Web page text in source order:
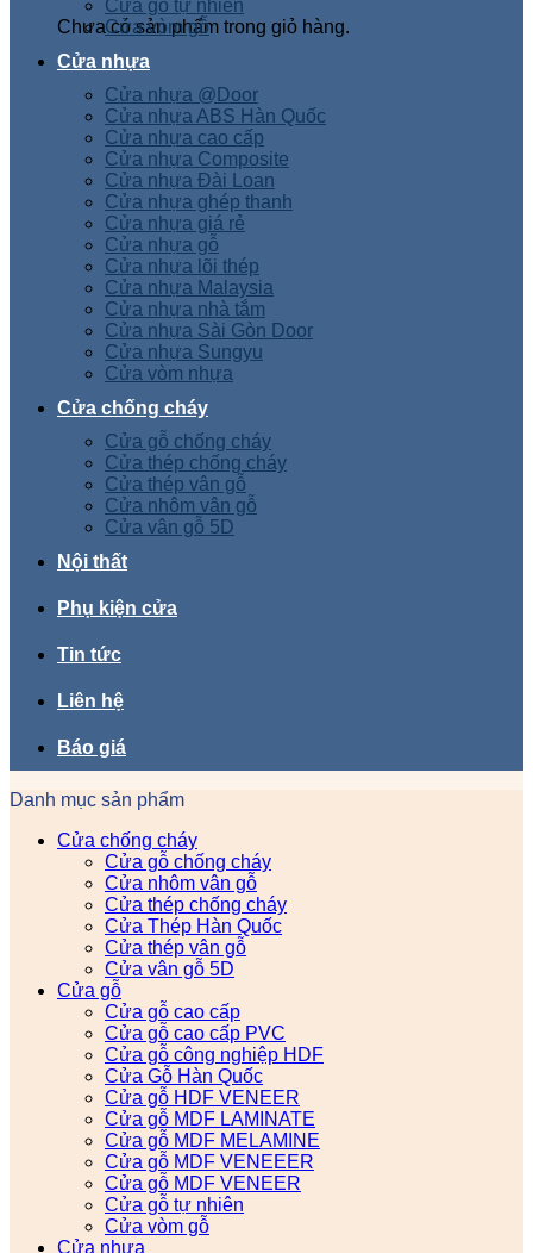
Chưa có sản phẩm trong giỏ hàng.
Cửa gỗ tự nhiên
Cửa vòm gỗ
Cửa nhựa
Cửa nhựa @Door
Cửa nhựa ABS Hàn Quốc
Cửa nhựa cao cấp
Cửa nhựa Composite
Cửa nhựa Đài Loan
Cửa nhựa ghép thanh
Cửa nhựa giá rẻ
Cửa nhựa gỗ
Cửa nhựa lõi thép
Cửa nhựa Malaysia
Cửa nhựa nhà tắm
Cửa nhựa Sài Gòn Door
Cửa nhựa Sungyu
Cửa vòm nhựa
Cửa chống cháy
Cửa gỗ chống cháy
Cửa thép chống cháy
Cửa thép vân gỗ
Cửa nhôm vân gỗ
Cửa vân gỗ 5D
Nội thất
Phụ kiện cửa
Tin tức
Liên hệ
Báo giá
Danh mục sản phẩm
Cửa chống cháy
Cửa gỗ chống cháy
Cửa nhôm vân gỗ
Cửa thép chống cháy
Cửa Thép Hàn Quốc
Cửa thép vân gỗ
Cửa vân gỗ 5D
Cửa gỗ
Cửa gỗ cao cấp
Cửa gỗ cao cấp PVC
Cửa gỗ công nghiệp HDF
Cửa Gỗ Hàn Quốc
Cửa gỗ HDF VENEER
Cửa gỗ MDF LAMINATE
Cửa gỗ MDF MELAMINE
Cửa gỗ MDF VENEEER
Cửa gỗ MDF VENEER
Cửa gỗ tự nhiên
Cửa vòm gỗ
Cửa nhựa